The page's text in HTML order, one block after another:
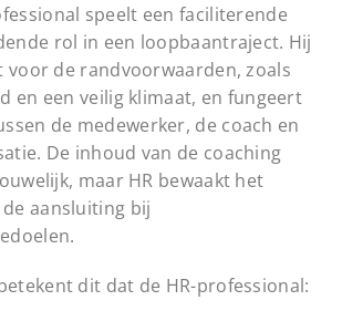
speelt een faciliterende
rol in een loopbaantraject. Hij
voor de randvoorwaarden, zoals
en een veilig klimaat, en fungeert
de medewerker, de coach en
De inhoud van de coaching
maar HR bewaakt het
aansluiting bij
dit dat de HR-professional: